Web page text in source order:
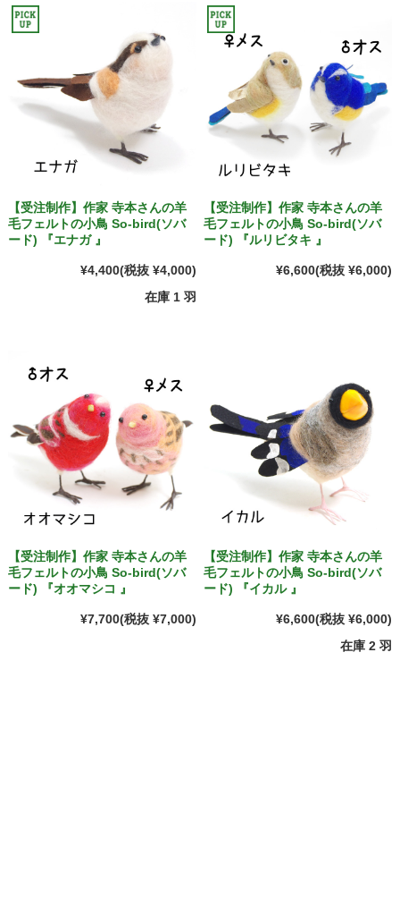
【受注制作】作家 寺本さんの羊
毛フェルトの小鳥 So-bird(ソバ
ード) 『エナガ 』
¥4,400(税抜 ¥4,000)
在庫 1 羽
【受注制作】作家 寺本さんの羊
毛フェルトの小鳥 So-bird(ソバ
ード) 『ルリビタキ 』
¥6,600(税抜 ¥6,000)
【受注制作】作家 寺本さんの羊
毛フェルトの小鳥 So-bird(ソバ
ード) 『オオマシコ 』
¥7,700(税抜 ¥7,000)
【受注制作】作家 寺本さんの羊
毛フェルトの小鳥 So-bird(ソバ
ード) 『イカル 』
¥6,600(税抜 ¥6,000)
在庫 2 羽